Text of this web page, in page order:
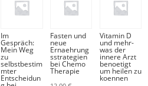
Im
Gespräch:
Mein Weg
zu
selbstbestim
mter
Entscheidun
Fasten und
neue
Ernaehrung
sstrategien
bei Chemo
Therapie
Vitamin D
und mehr-
was der
innere Arzt
benoetigt
um heilen zu
koennen